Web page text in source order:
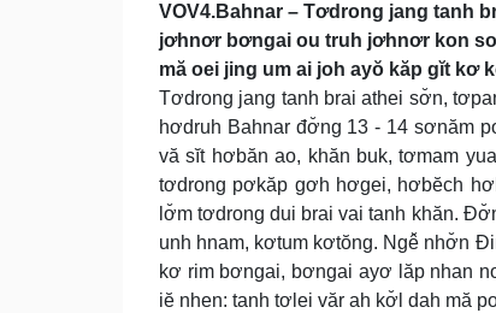
VOV4.Bahnar – Tơdrong jang tanh
jơhnơr bơngai ou truh jơhnơr kon
mă oei jing um ai joh ayŏ kăp gĭt kơ
Tơdrong jang tanh brai athei sơ̆n,
hơdruh Bahnar đơ̆ng 13 - 14 sơnăm
vă sĭt hơbăn ao, khăn buk, tơmam
tơdrong pơkăp gơh hơgei, hơbĕch
lơ̆m tơdrong dui brai vai tanh khăn.
unh hnam, kơtum kơtŏng. Ngê̆ nhơ̆n
kơ rim bơngai, bơngai ayơ lăp nhan
iĕ nhen: tanh tơlei văr ah kơ̆l dah mă